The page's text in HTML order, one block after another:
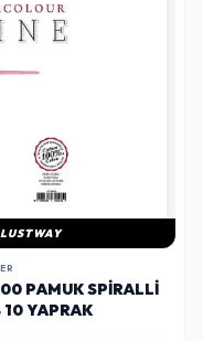
LUSTWAY
PAMUK SPIRALLI
YAPRAK